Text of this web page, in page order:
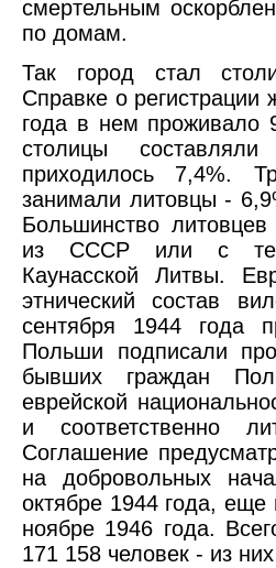
смертельным
по домам.
Так город стал
Справке о регистрации
года в нем проживало
столицы
приходилось 7,4%.
занимали литовцы -
Большинство
из СССР или с
Каунасской Литвы.
этнический состав
сентября 1944 года
Польши подписали
бывших граждан
еврейской
и соответственно
Соглашение
на добровольных
октябре 1944 года,
ноябре 1946 года.
171 158 человек - из